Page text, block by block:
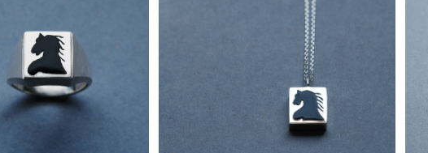
リング シルバー925 メ
ユニセックス
¥18,900
黒馬 ネックレス シルバー925 メンズ ユ
ニセックス